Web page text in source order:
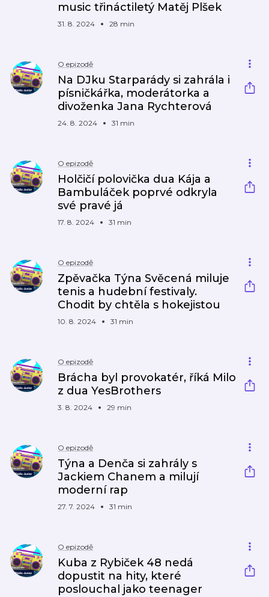
music třináctiletý Matěj Plšek
31. 8. 2024 28 min
O epizodě
Na DJku Starparády si zahrála i
písničkářka, moderátorka a
divoženka Jana Rychterová
24. 8. 2024 31 min
O epizodě
Holčičí polovička dua Kája a
Bambuláček poprvé odkryla
své pravé já
17. 8. 2024 31 min
O epizodě
Zpěvačka Týna Svěcená miluje
tenis a hudební festivaly.
Chodit by chtěla s hokejistou
10. 8. 2024 31 min
O epizodě
Brácha byl provokatér, říká Milo
z dua YesBrothers
3. 8. 2024 29 min
O epizodě
Týna a Denča si zahrály s
Jackiem Chanem a milují
moderní rap
27. 7. 2024 31 min
O epizodě
Kuba z Rybiček 48 nedá
dopustit na hity, které
poslouchal jako teenager